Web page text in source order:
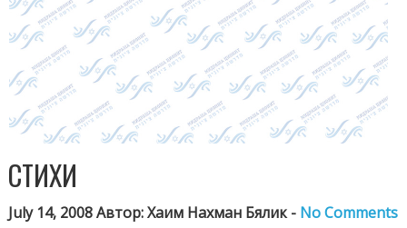
СТИХИ
July 14, 2008 Автор: Хаим Нахман Бялик - No Comments